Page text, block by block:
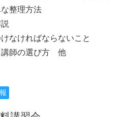
整理方法
なければならないこと
講師の選び方 他